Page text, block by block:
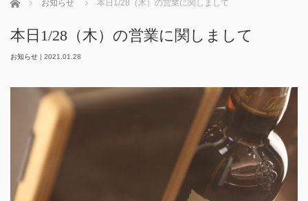
お知らせ 本日1/28（木）の営業に関しまして
本日1/28（木）の営業に関しまして
お知らせ | 2021.01.28